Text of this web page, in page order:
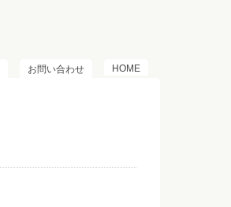
HOME
お問い合わせ